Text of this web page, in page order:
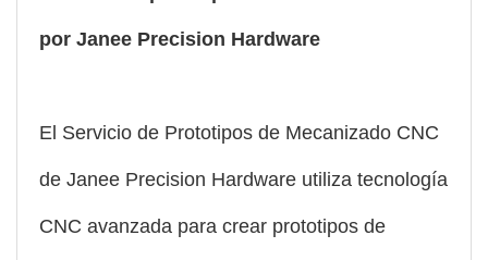
por Janee Precision Hardware
El Servicio de Prototipos de Mecanizado CNC
de Janee Precision Hardware utiliza tecnología
CNC avanzada para crear prototipos de